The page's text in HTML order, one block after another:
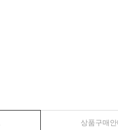
상품구매